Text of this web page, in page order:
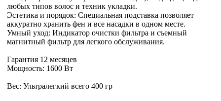
любых типов волос и техник укладки.
Эстетика и порядок: Специальная подставка позволяет
аккуратно хранить фен и все насадки в одном месте.
Умный уход: Индикатор очистки фильтра и съемный
магнитный фильтр для легкого обслуживания.
Гарантия 12 месяцев
Мощность: 1600 Вт
Вес: Ультралегкий всего 400 гр